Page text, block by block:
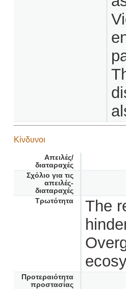
Κίνδυνοι
Απειλές/
διαταραχές
Σχόλιο για τις
απειλές-
διαταραχές
Τρωτότητα
The
Προτεραιότητα
προστασίας